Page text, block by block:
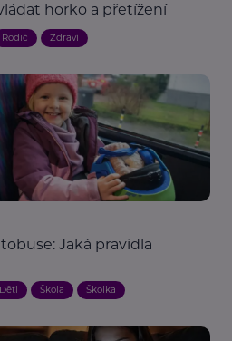
horko a přetížení
Rodič Zdraví
Jaká pravidla
Děti Škola Školka